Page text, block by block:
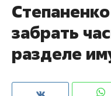
забрать
разделе